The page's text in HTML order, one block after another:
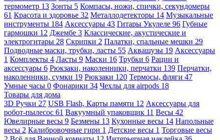
термометр 13 Зонты 5 Компасы, ножи, спички, секундомеры
61 Красота и здоровье 32 Металлодетекторы 14 Музыкальные
инструменты 184 Аксессуары 43 Гитары Укулеле 96 Губные
гармошки 12 Джембе 3 Классические, акустические и
электрогитары 28 Скрипки 2 Палатки, спальные мешки 29
Подводные маски, трубки, ласты 55 Аквашузы 19 Аксессуары
1 Комплекты 4 Ласты 9 Маски 16 Трубки 6 Рации и
аксессуары 6 Рюкзаки, наколенники, перчатки 139 Перчатки,
наколенники, сумки 19 Рюкзаки 120 Термосы, фляги 47
Умные часы 0 Фонарики 34 Чехлы для airpods 18
Товары для дома
3D Ручки 27 USB Flash, Карты памяти 12 Аксессуары для
робот-пылесос 61 Вакуумный упаковщик 11 Весы 42
Ювелирные весы 9 Безмены 13 Кухонные весы 14 Напольные
весы 2 Калибровочные гири 1 Детские весы 1 Торговые весы